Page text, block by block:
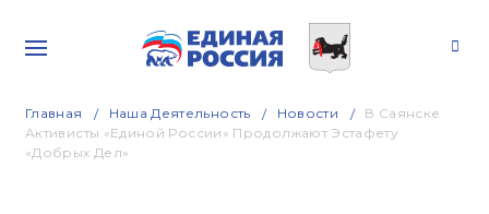
Главная Наша Деятельность Новости
В Саянске
Активисты «Единой России» Продолжают Эстафету
«Добрых Дел»